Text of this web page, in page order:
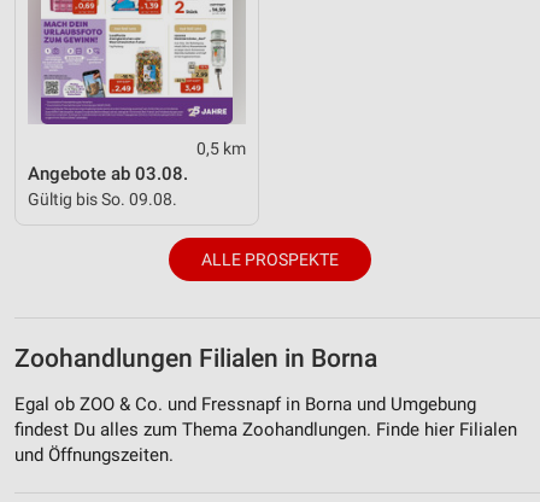
0,5 km
Angebote ab 03.08.
Gültig bis So. 09.08.
ALLE PROSPEKTE
Zoohandlungen Filialen in Borna
Egal ob ZOO & Co. und Fressnapf in Borna und Umgebung
findest Du alles zum Thema Zoohandlungen. Finde hier Filialen
und Öffnungszeiten.